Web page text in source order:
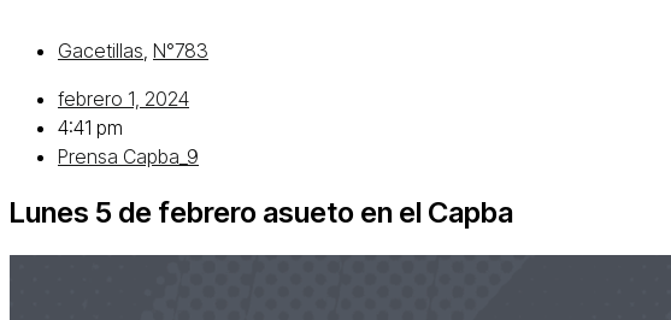
Gacetillas, N°783
febrero 1, 2024
4:41 pm
Prensa Capba_9
Lunes 5 de febrero asueto en el Capba